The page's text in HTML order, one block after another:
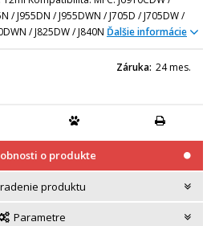
/ J955DN / J955DWN / J705D / J705DW /
/ J825DW / J840N Ďalšie informácie
Záruka 24 mes.
o produkte
produktu
Parametre